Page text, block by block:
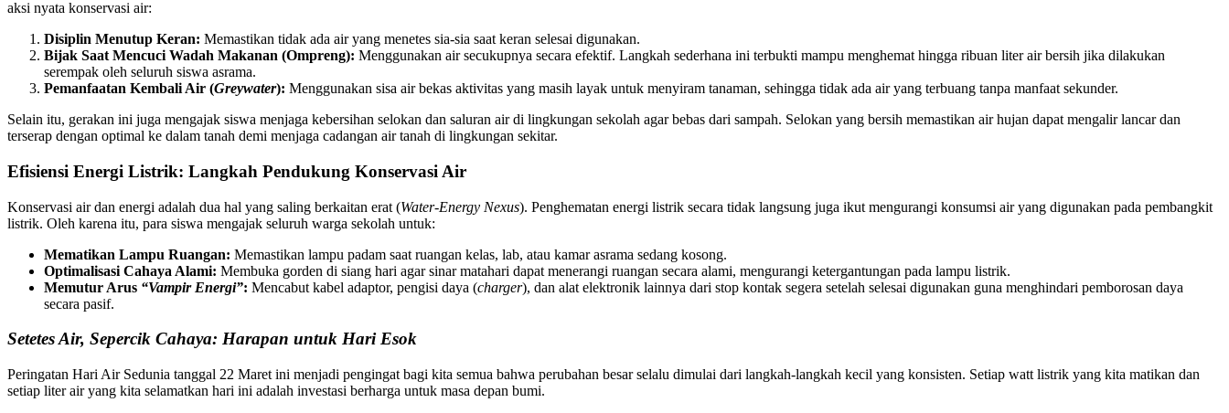
aksi nyata konservasi air:
Disiplin Menutup Keran: Memastikan tidak ada air yang menetes sia-sia saat keran selesai digunakan.
Bijak Saat Mencuci Wadah Makanan (Ompreng): Menggunakan air secukupnya secara efektif. Langkah sederhana ini terbukti mampu menghemat hingga ribuan liter air bersih jika dilakukan
serempak oleh seluruh siswa asrama.
Pemanfaatan Kembali Air (Greywater): Menggunakan sisa air bekas aktivitas yang masih layak untuk menyiram tanaman, sehingga tidak ada air yang terbuang tanpa manfaat sekunder.
Selain itu, gerakan ini juga mengajak siswa menjaga kebersihan selokan dan saluran air di lingkungan sekolah agar bebas dari sampah. Selokan yang bersih memastikan air hujan dapat mengalir lancar dan
terserap dengan optimal ke dalam tanah demi menjaga cadangan air tanah di lingkungan sekitar.
Efisiensi Energi Listrik: Langkah Pendukung Konservasi Air
Konservasi air dan energi adalah dua hal yang saling berkaitan erat (Water-Energy Nexus). Penghematan energi listrik secara tidak langsung juga ikut mengurangi konsumsi air yang digunakan pada pembangkit
listrik. Oleh karena itu, para siswa mengajak seluruh warga sekolah untuk:
Mematikan Lampu Ruangan: Memastikan lampu padam saat ruangan kelas, lab, atau kamar asrama sedang kosong.
Optimalisasi Cahaya Alami: Membuka gorden di siang hari agar sinar matahari dapat menerangi ruangan secara alami, mengurangi ketergantungan pada lampu listrik.
Memutur Arus “Vampir Energi”: Mencabut kabel adaptor, pengisi daya (charger), dan alat elektronik lainnya dari stop kontak segera setelah selesai digunakan guna menghindari pemborosan daya
secara pasif.
Setetes Air, Sepercik Cahaya: Harapan untuk Hari Esok
Peringatan Hari Air Sedunia tanggal 22 Maret ini menjadi pengingat bagi kita semua bahwa perubahan besar selalu dimulai dari langkah-langkah kecil yang konsisten. Setiap watt listrik yang kita matikan dan
setiap liter air yang kita selamatkan hari ini adalah investasi berharga untuk masa depan bumi.